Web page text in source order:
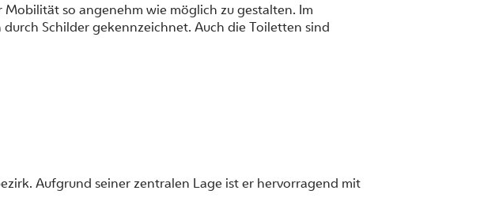
so angenehm wie möglich zu gestalten. Im
Schilder gekennzeichnet. Auch die Toiletten sind
Aufgrund seiner zentralen Lage ist er hervorragend mit